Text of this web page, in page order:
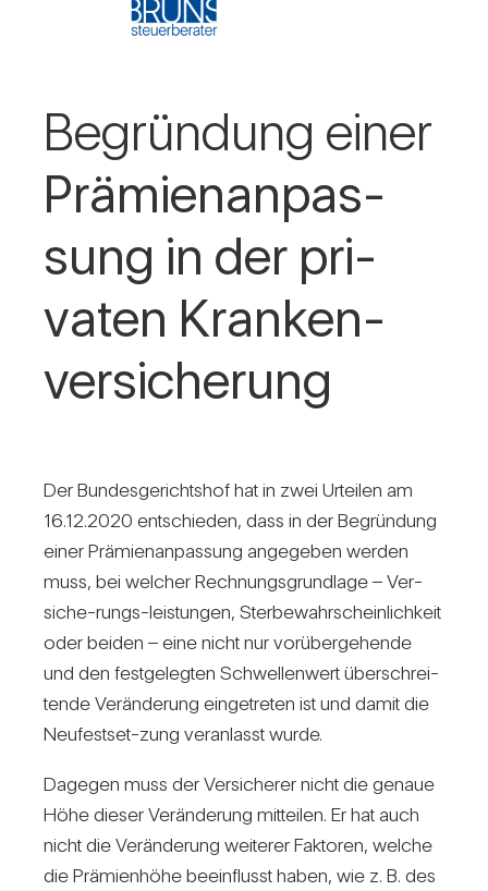
Begrün­dung einer
Prä­mi­en­an­pas­
sung in der pri­
vaten Kran­ken­
ver­si­che­rung
Der Bun­des­ge­richtshof hat in zwei Urteilen am
16.12.2020 ent­schieden, dass in der Begrün­dung
einer Prä­mi­en­an­pas­sung ange­geben werden
muss, bei wel­cher Rech­nungs­grund­lage – Ver­
siche-rungs-leis­tungen, Ster­be­wahr­schein­lich­keit
oder beiden – eine nicht nur vor­über­ge­hende
und den fest­ge­legten Schwel­len­wert über­schrei­
tende Ver­än­de­rung ein­ge­treten ist und damit die
Neu­festset-zung ver­an­lasst wurde.
Dagegen muss der Ver­si­cherer nicht die genaue
Höhe dieser Ver­än­de­rung mit­teilen. Er hat auch
nicht die Ver­än­de­rung wei­terer Fak­toren, welche
die Prä­mi­en­höhe beein­flusst haben, wie z. B. des